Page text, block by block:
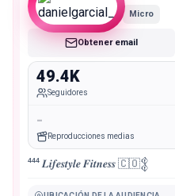
Micro
Obtener email
49.4K
Seguidores
-
Reproducciones medias
⁴⁴⁴ 𝑳𝒊𝒇𝒆𝒔𝒕𝒚𝒍𝒆 𝑭𝒊𝒕𝒏𝒆𝒔𝒔 🇨🇴𒉭